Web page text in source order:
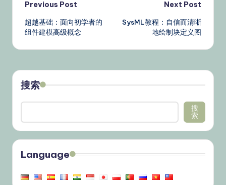
Post
navigation
Previous Post
超越基础：面向初学者的
组件建模高级概念
Next Post
SysML教程：自信而清晰
地绘制块定义图
搜索
搜
索
Language